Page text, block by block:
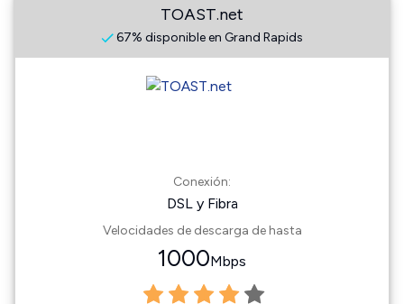
TOAST.net
67% disponible en Grand Rapids
Conexión:
DSL y Fibra
Velocidades de descarga de hasta
1000Mbps